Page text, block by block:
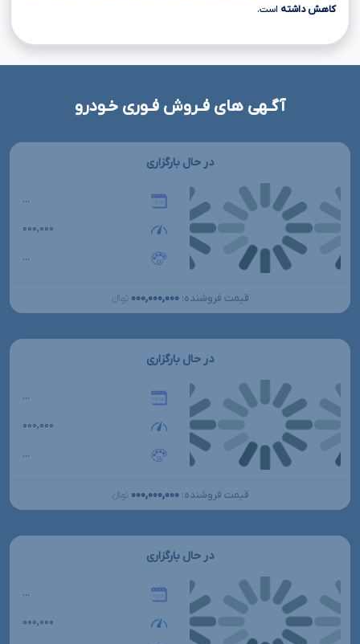
کاهش داشته است.
آگـهی های فـروش فـوری خـودرو
در حال بارگزاری
...
۰۰۰,۰۰۰
...
قیمت فروشنده: ۰۰۰,۰۰۰,۰۰۰ تومانءءء
در حال بارگزاری
...
۰۰۰,۰۰۰
...
قیمت فروشنده: ۰۰۰,۰۰۰,۰۰۰ تومانءءء
در حال بارگزاری
...
۰۰۰,۰۰۰